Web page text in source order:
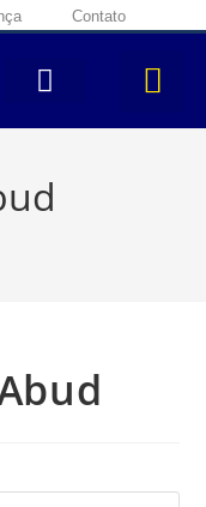
Contato